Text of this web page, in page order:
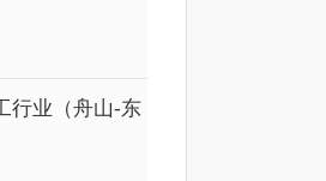
行业（舟山-东